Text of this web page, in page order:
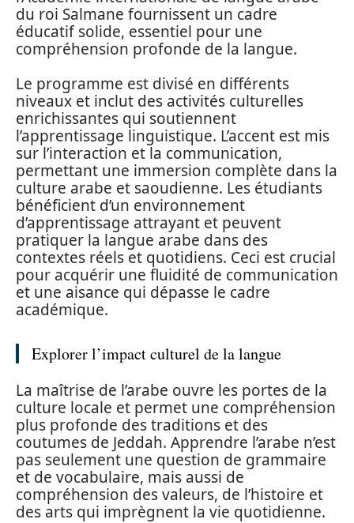
du roi Salmane fournissent un cadre
éducatif solide, essentiel pour une
compréhension profonde de la langue.
Le programme est divisé en différents
niveaux et inclut des activités culturelles
enrichissantes qui soutiennent
l’apprentissage linguistique. L’accent est mis
sur l’interaction et la communication,
permettant une immersion complète dans la
culture arabe et saoudienne. Les étudiants
bénéficient d’un environnement
d’apprentissage attrayant et peuvent
pratiquer la langue arabe dans des
contextes réels et quotidiens. Ceci est crucial
pour acquérir une fluidité de communication
et une aisance qui dépasse le cadre
académique.
Explorer l’impact culturel de la langue
La maîtrise de l’arabe ouvre les portes de la
culture locale et permet une compréhension
plus profonde des traditions et des
coutumes de Jeddah. Apprendre l’arabe n’est
pas seulement une question de grammaire
et de vocabulaire, mais aussi de
compréhension des valeurs, de l’histoire et
des arts qui imprègnent la vie quotidienne.